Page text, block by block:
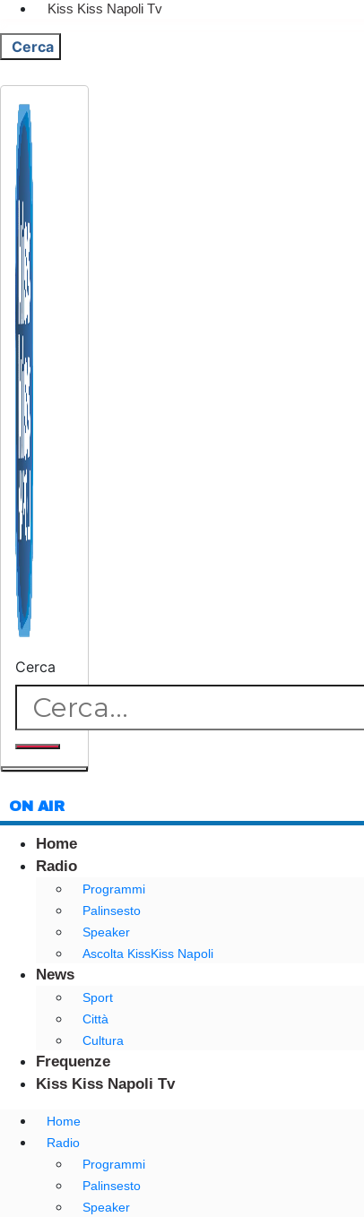
Kiss Kiss Napoli Tv
Cerca
Cerca
ON AIR
Home
Radio
Programmi
Palinsesto
Speaker
Ascolta KissKiss Napoli
News
Sport
Città
Cultura
Frequenze
Kiss Kiss Napoli Tv
Home
Radio
Programmi
Palinsesto
Speaker